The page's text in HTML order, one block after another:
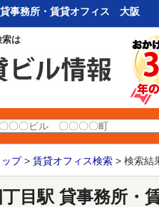
事務所・賃貸オフィス 大阪
索は
プ> 賃貸オフィス検索 > 検索結
目駅 貸事務所・